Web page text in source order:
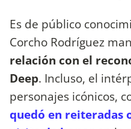
Es de público
Corcho Rodríguez
relación con el
Deep. Incluso, el
personajes icónicos,
quedó en reiteradas